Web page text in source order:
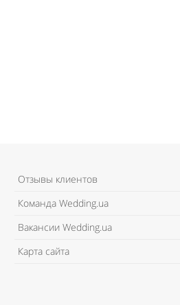
Отзывы клиентов
Команда Wedding.ua
Вакансии Wedding.ua
Карта сайта